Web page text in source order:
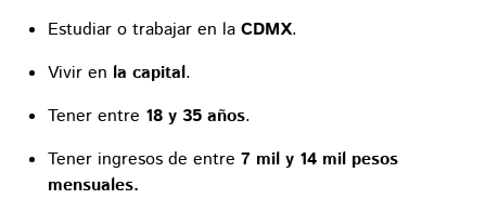
Estudiar o trabajar en la CDMX.
Vivir en la capital.
Tener entre 18 y 35 años.
Tener ingresos de entre 7 mil y 14 mil pesos
mensuales.